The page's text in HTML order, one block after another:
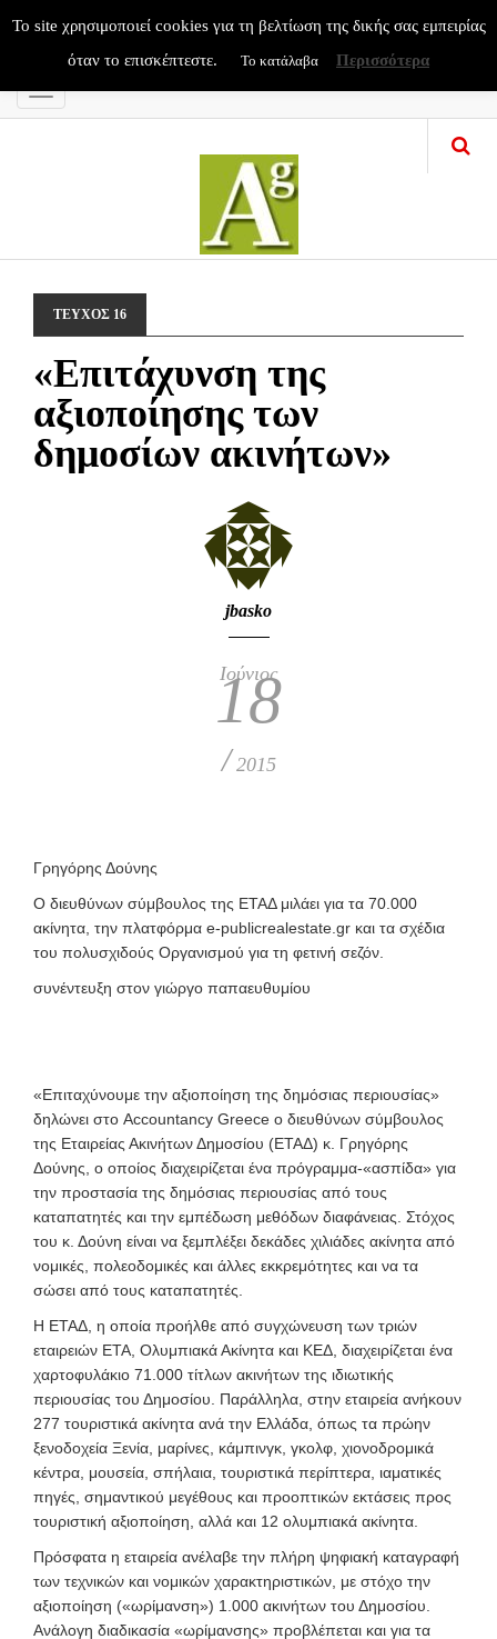
Menu
ΤΕΥΧΟΣ 16
«Επιτάχυνση της
αξιοποίησης των
δημοσίων ακινήτων»
jbasko
Ιούνιος
18
/ 2015
Γρηγόρης Δούνης
Ο διευθύνων σύμβουλος της ΕΤΑΔ μιλάει για τα 70.000
ακίνητα, την πλατφόρμα e-publicrealestate.gr και τα σχέδια
του πολυσχιδούς Οργανισμού για τη φετινή σεζόν.
συνέντευξη στον γιώργο παπαευθυμίου
«Επιταχύνουμε την αξιοποίηση της δημόσιας περιουσίας»
δηλώνει στο Accountancy Greece ο διευθύνων σύμβουλος
της Εταιρείας Ακινήτων Δημοσίου (ΕΤΑΔ) κ. Γρηγόρης
Δούνης, ο οποίος διαχειρίζεται ένα πρόγραμμα-«ασπίδα» για
την προστασία της δημόσιας περιουσίας από τους
καταπατητές και την εμπέδωση μεθόδων διαφάνειας. Στόχος
του κ. Δούνη είναι να ξεμπλέξει δεκάδες χιλιάδες ακίνητα από
νομικές, πολεοδομικές και άλλες εκκρεμότητες και να τα
σώσει από τους καταπατητές.
Η ΕΤΑΔ, η οποία προήλθε από συγχώνευση των τριών
εταιρειών ΕΤΑ, Ολυμπιακά Ακίνητα και ΚΕΔ, διαχειρίζεται ένα
χαρτοφυλάκιο 71.000 τίτλων ακινήτων της ιδιωτικής
περιουσίας του Δημοσίου. Παράλληλα, στην εταιρεία ανήκουν
277 τουριστικά ακίνητα ανά την Ελλάδα, όπως τα πρώην
ξενοδοχεία Ξενία, μαρίνες, κάμπινγκ, γκολφ, χιονοδρομικά
κέντρα, μουσεία, σπήλαια, τουριστικά περίπτερα, ιαματικές
πηγές, σημαντικού μεγέθους και προοπτικών εκτάσεις προς
τουριστική αξιοποίηση, αλλά και 12 ολυμπιακά ακίνητα.
Πρόσφατα η εταιρεία ανέλαβε την πλήρη ψηφιακή καταγραφή
των τεχνικών και νομικών χαρακτηριστικών, με στόχο την
αξιοποίηση («ωρίμανση») 1.000 ακινήτων του Δημοσίου.
Ανάλογη διαδικασία «ωρίμανσης» προβλέπεται και για τα
To site χρησιμοποιεί cookies για τη βελτίωση της δικής σας εμπειρίας
όταν το επισκέπτεστε.
Το κατάλαβα Περισσότερα